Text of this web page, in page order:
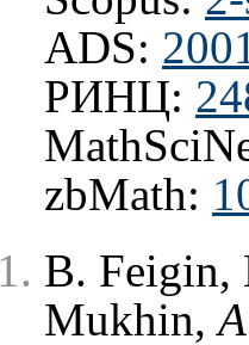
ADS:
РИНЦ:
zbMath:
B. Feigin,
Mukhin,